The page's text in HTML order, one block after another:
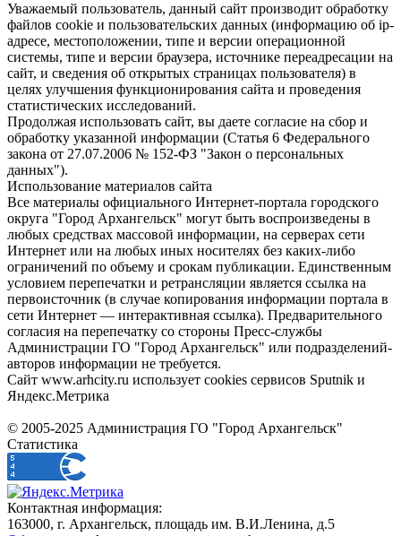
Уважаемый пользователь, данный сайт производит обработку
файлов cookie и пользовательских данных (информацию об ip-
адресе, местоположении, типе и версии операционной
системы, типе и версии браузера, источнике переадресации на
сайт, и сведения об открытых страницах пользователя) в
целях улучшения функционирования сайта и проведения
статистических исследований.
Продолжая использовать сайт, вы даете согласие на сбор и
обработку указанной информации (Статья 6 Федерального
закона от 27.07.2006 № 152-ФЗ "Закон о персональных
данных").
Использование материалов сайта
Все материалы официального Интернет-портала городского
округа "Город Архангельск" могут быть воспроизведены в
любых средствах массовой информации, на серверах сети
Интернет или на любых иных носителях без каких-либо
ограничений по объему и срокам публикации. Единственным
условием перепечатки и ретрансляции является ссылка на
первоисточник (в случае копирования информации портала в
сети Интернет — интерактивная ссылка). Предварительного
согласия на перепечатку со стороны Пресс-службы
Администрации ГО "Город Архангельск" или подразделений-
авторов информации не требуется.
Сайт www.arhcity.ru использует cookies сервисов Sputnik и
Яндекс.Метрика
© 2005-2025 Администрация ГО "Город Архангельск"
Статистика
Контактная информация:
163000, г. Архангельск, площадь им. В.И.Ленина, д.5